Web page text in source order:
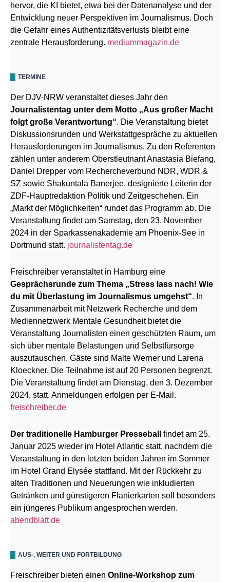
hervor, die KI bietet, etwa bei der Datenanalyse und der
Entwicklung neuer Perspektiven im Journalismus. Doch
die Gefahr eines Authentizitätsverlusts bleibt eine
zentrale Herausforderung. mediummagazin.de
TERMINE
Der DJV-NRW veranstaltet dieses Jahr den
Journalistentag unter dem Motto „Aus großer Macht
folgt große Verantwortung“. Die Veranstaltung bietet
Diskussionsrunden und Werkstattgespräche zu aktuellen
Herausforderungen im Journalismus. Zu den Referenten
zählen unter anderem Oberstleutnant Anastasia Biefang,
Daniel Drepper vom Rechercheverbund NDR, WDR &
SZ sowie Shakuntala Banerjee, designierte Leiterin der
ZDF-Hauptredaktion Politik und Zeitgeschehen. Ein
„Markt der Möglichkeiten“ rundet das Programm ab. Die
Veranstaltung findet am Samstag, den 23. November
2024 in der Sparkassenakademie am Phoenix-See in
Dortmund statt. journalistentag.de
Freischreiber veranstaltet in Hamburg eine
Gesprächsrunde zum Thema „Stress lass nach! Wie
du mit Überlastung im Journalismus umgehst“. In
Zusammenarbeit mit Netzwerk Recherche und dem
Mediennetzwerk Mentale Gesundheit bietet die
Veranstaltung Journalisten einen geschützten Raum, um
sich über mentale Belastungen und Selbstfürsorge
auszutauschen. Gäste sind Malte Werner und Larena
Kloeckner. Die Teilnahme ist auf 20 Personen begrenzt.
Die Veranstaltung findet am Dienstag, den 3. Dezember
2024, statt. Anmeldungen erfolgen per E-Mail.
freischreiber.de
Der traditionelle Hamburger Presseball
findet am 25.
Januar 2025 wieder im Hotel Atlantic statt, nachdem die
Veranstaltung in den letzten beiden Jahren im Sommer
im Hotel Grand Elysée stattfand. Mit der Rückkehr zu
alten Traditionen und Neuerungen wie inkludierten
Getränken und günstigeren Flanierkarten soll besonders
ein jüngeres Publikum angesprochen werden.
abendblatt.de
AUS-, WEITER UND FORTBILDUNG
Freischreiber bieten einen Online-Workshop zum